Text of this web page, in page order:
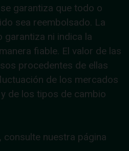
garantiza que todo o
sea reembolsado. La
garantiza ni indica la
fiable. El valor de las
procedentes de ellas
de los mercados
de los tipos de cambio
nuestra página